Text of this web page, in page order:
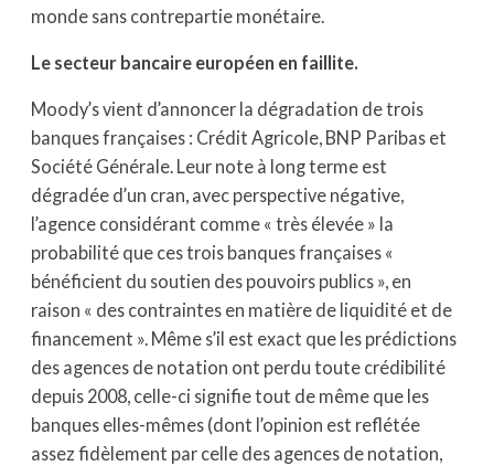
monde sans contrepartie monétaire.
Le secteur bancaire européen en faillite.
Moody’s vient d’annoncer la dégradation de trois
banques françaises : Crédit Agricole, BNP Paribas et
Société Générale. Leur note à long terme est
dégradée d’un cran, avec perspective négative,
l’agence considérant comme « très élevée » la
probabilité que ces trois banques françaises «
bénéficient du soutien des pouvoirs publics », en
raison « des contraintes en matière de liquidité et de
financement ». Même s’il est exact que les prédictions
des agences de notation ont perdu toute crédibilité
depuis 2008, celle-ci signifie tout de même que les
banques elles-mêmes (dont l’opinion est reflétée
assez fidèlement par celle des agences de notation,